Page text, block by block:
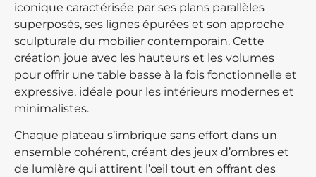
iconique caractérisée par ses plans parallèles
superposés, ses lignes épurées et son approche
sculpturale du mobilier contemporain. Cette
création joue avec les hauteurs et les volumes
pour offrir une table basse à la fois fonctionnelle et
expressive, idéale pour les intérieurs modernes et
minimalistes.
Chaque plateau s’imbrique sans effort dans un
ensemble cohérent, créant des jeux d’ombres et
de lumière qui attirent l’œil tout en offrant des